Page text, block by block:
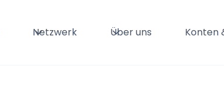
Netzwerk Über uns Konten